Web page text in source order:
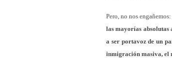
Pero, no nos
las mayorías absolutas
a ser portavoz de un
inmigración masiva, el